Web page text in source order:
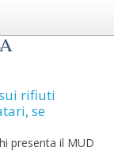
rifiuti
se
presenta il MUD